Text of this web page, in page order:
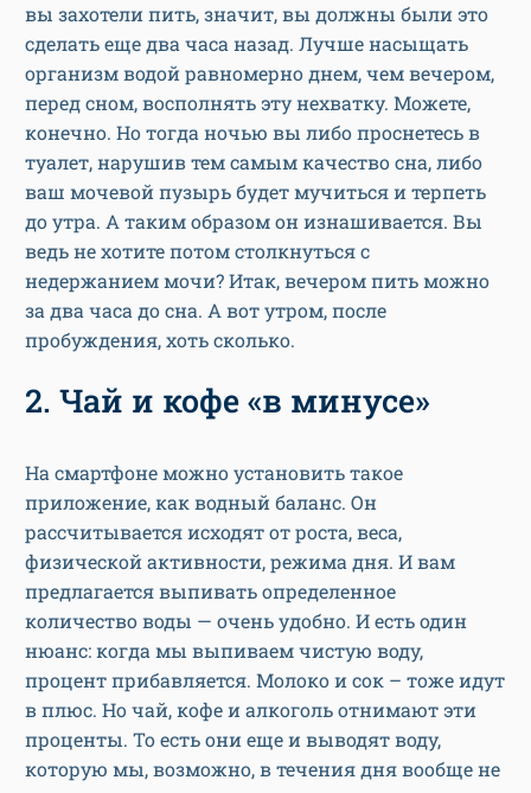
вы захотели пить, значит, вы должны были это
сделать еще два часа назад. Лучше насыщать
организм водой равномерно днем, чем вечером,
перед сном, восполнять эту нехватку. Можете,
конечно. Но тогда ночью вы либо проснетесь в
туалет, нарушив тем самым качество сна, либо
ваш мочевой пузырь будет мучиться и терпеть
до утра. А таким образом он изнашивается. Вы
ведь не хотите потом столкнуться с
недержанием мочи? Итак, вечером пить можно
за два часа до сна. А вот утром, после
пробуждения, хоть сколько.
2. Чай и кофе «в минусе»
На смартфоне можно установить такое
приложение, как водный баланс. Он
рассчитывается исходят от роста, веса,
физической активности, режима дня. И вам
предлагается выпивать определенное
количество воды — очень удобно. И есть один
нюанс: когда мы выпиваем чистую воду,
процент прибавляется. Молоко и сок – тоже идут
в плюс. Но чай, кофе и алкоголь отнимают эти
проценты. То есть они еще и выводят воду,
которую мы, возможно, в течения дня вообще не